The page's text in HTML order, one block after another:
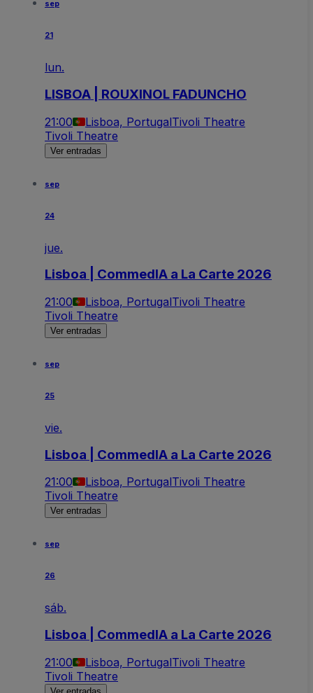
sep
21
lun.
LISBOA | ROUXINOL FADUNCHO
21:00 Lisboa, PortugalTivoli Theatre
Tivoli Theatre
Ver entradas
sep
24
jue.
Lisboa | CommedIA a La Carte 2026
21:00 Lisboa, PortugalTivoli Theatre
Tivoli Theatre
Ver entradas
sep
25
vie.
Lisboa | CommedIA a La Carte 2026
21:00 Lisboa, PortugalTivoli Theatre
Tivoli Theatre
Ver entradas
sep
26
sáb.
Lisboa | CommedIA a La Carte 2026
21:00 Lisboa, PortugalTivoli Theatre
Tivoli Theatre